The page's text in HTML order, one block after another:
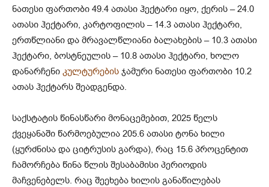
ნათესი ფართობი 49.4 ათასი ჰექტარი იყო, ქერის – 24.0
ათასი ჰექტარი, კარტოფილის – 14.3 ათასი ჰექტარი,
ერთწლიანი და მრავალწლიანი ბალახების – 10.3 ათასი
ჰექტარი, ბოსტნეულის – 10.8 ათასი ჰექტარი, ხოლო
დანარჩენი კულტურების ჯამური ნათესი ფართობი 10.2
ათას ჰექტარს შეადგენდა.
საქსტატის წინასწარი მონაცემებით, 2025 წელს
ქვეყანაში წარმოებულია 205.6 ათასი ტონა ხილი
(ყურძნისა და ციტრუსის გარდა), რაც 15.6 პროცენტით
ჩამორჩება წინა წლის შესაბამისი პერიოდის
მაჩვენებელს. რაც შეეხება ხილის განაწილებას